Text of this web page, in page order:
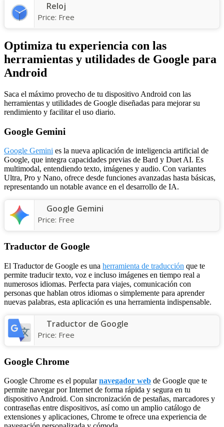
Reloj
Price: Free
Optimiza tu experiencia con las
herramientas y utilidades de Google para
Android
Saca el máximo provecho de tu dispositivo Android con las
herramientas y utilidades de Google diseñadas para mejorar su
rendimiento y facilitar el uso diario.
Google Gemini
Google Gemini es la nueva aplicación de inteligencia artificial de
Google, que integra capacidades previas de Bard y Duet AI. Es
multimodal, entendiendo texto, imágenes y audio. Con variantes
Ultra, Pro y Nano, ofrece desde funciones avanzadas hasta básicas,
representando un notable avance en el desarrollo de IA.
Google Gemini
Price: Free
Traductor de Google
El Traductor de Google es una herramienta de traducción que te
permite traducir texto, voz e incluso imágenes en tiempo real a
numerosos idiomas. Perfecta para viajes, comunicación con
personas que hablan otros idiomas o simplemente para aprender
nuevas palabras, esta aplicación es una herramienta indispensable.
Traductor de Google
Price: Free
Google Chrome
Google Chrome es el popularnavegador web de Google que te
permite navegar por Internet de forma rápida y segura en tu
dispositivo Android. Con sincronización de pestañas, marcadores y
contraseñas entre dispositivos, así como un amplio catálogo de
extensiones y aplicaciones, Chrome te ofrece una experiencia de